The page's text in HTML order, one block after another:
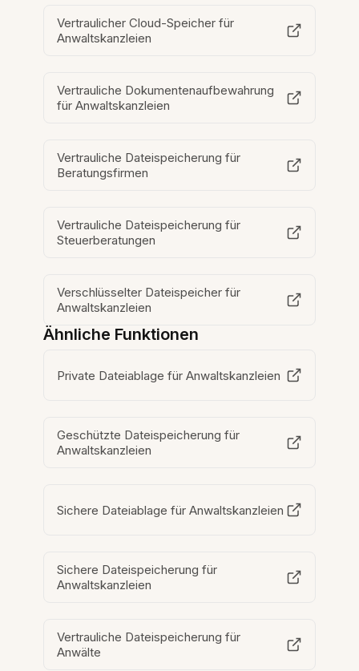
Vertraulicher Cloud-Speicher für
Anwaltskanzleien
Vertrauliche Dokumentenaufbewahrung
für Anwaltskanzleien
Vertrauliche Dateispeicherung für
Beratungsfirmen
Vertrauliche Dateispeicherung für
Steuerberatungen
Verschlüsselter Dateispeicher für
Anwaltskanzleien
Ähnliche Funktionen
Private Dateiablage für Anwaltskanzleien
Geschützte Dateispeicherung für
Anwaltskanzleien
Sichere Dateiablage für Anwaltskanzleien
Sichere Dateispeicherung für
Anwaltskanzleien
Vertrauliche Dateispeicherung für
Anwälte